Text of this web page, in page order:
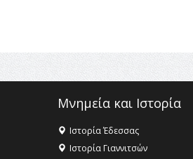
Μνημεία και Ιστορία
Ιστορία Έδεσσας
Ιστορία Γιαννιτσών